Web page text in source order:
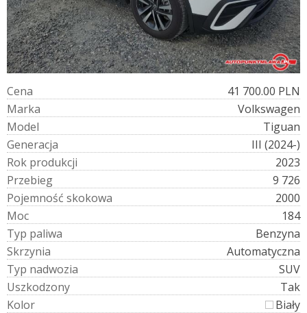
Cena
41 700.00 PLN
Marka
Volkswagen
Model
Tiguan
Generacja
III (2024-)
Rok produkcji
2023
Przebieg
9 726
Pojemność skokowa
2000
Moc
184
Typ paliwa
Benzyna
Skrzynia
Automatyczna
Typ nadwozia
SUV
Uszkodzony
Tak
Kolor
Biały